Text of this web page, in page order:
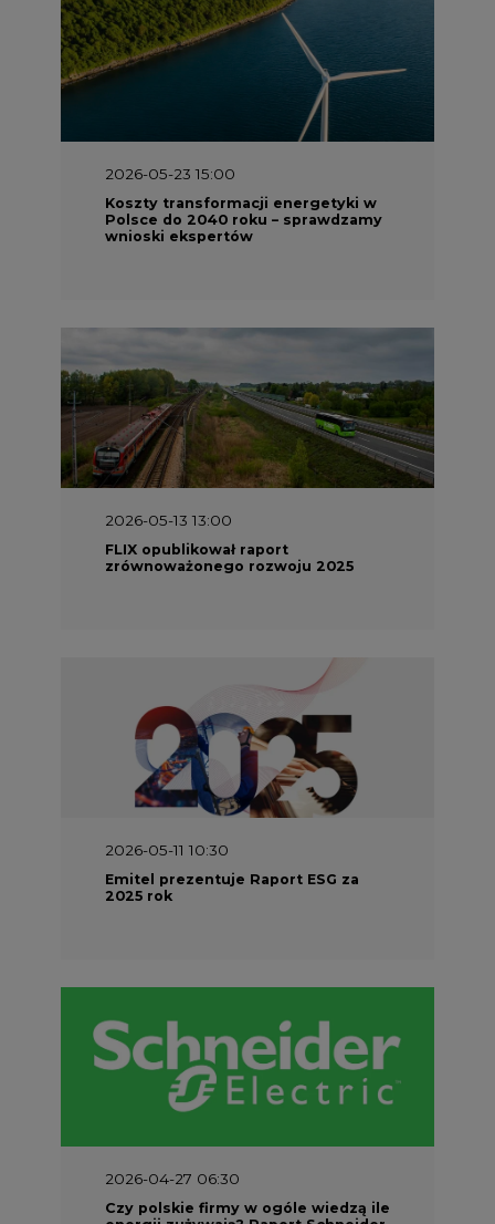
2026-05-23 15:00
Koszty transformacji energetyki w
Polsce do 2040 roku – sprawdzamy
wnioski ekspertów
2026-05-13 13:00
FLIX opublikował raport
zrównoważonego rozwoju 2025
2026-05-11 10:30
Emitel prezentuje Raport ESG za
2025 rok
2026-04-27 06:30
Czy polskie firmy w ogóle wiedzą ile